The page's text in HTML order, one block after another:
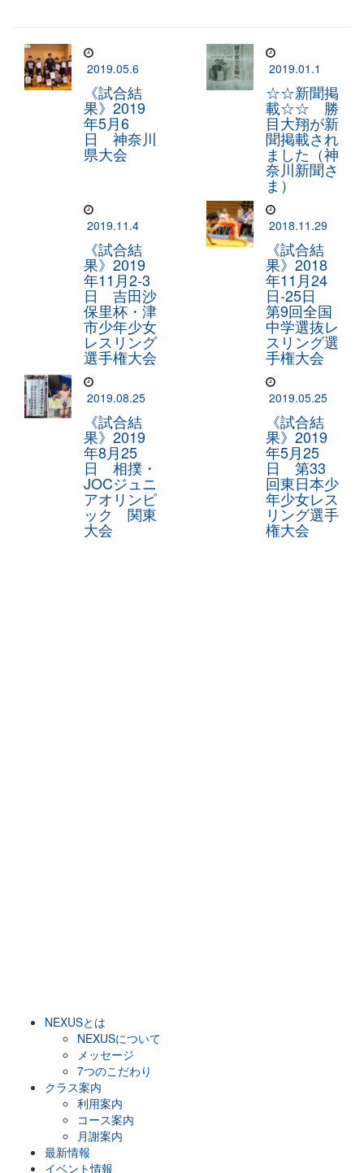
2019.05.6
《試合結
果》2019
年5月6
日 神奈川
県大会
2019.01.1
☆☆新聞掲
載☆☆ 勝
目大翔が新
聞掲載され
ました（神
奈川新聞さ
ま）
2019.11.4
《試合結
果》2019
年11月2-3
日 吉田沙
保里杯・津
市少年少女
レスリング
選手権大会
2018.11.29
《試合結
果》2018
年11月24
日-25日
第9回全国
中学選抜レ
スリング選
手権大会
2019.08.25
《試合結
果》2019
年8月25
日 相撲・
JOCジュニ
アオリンピ
ック 関東
大会
2019.05.25
《試合結
果》2019
年5月25
日 第33
回東日本少
年少女レス
リング選手
権大会
NEXUSとは
NEXUSについて
メッセージ
7つのこだわり
クラス案内
利用案内
コース案内
月謝案内
最新情報
イベント情報